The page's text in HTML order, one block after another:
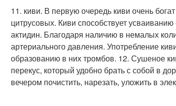
11. киви. В первую очередь киви очень
цитрусовых. Киви способствует
актидин. Благодаря наличию в немалых
артериального давления. Употребление
образованию в них тромбов. 12. Сушеное
перекус, который удобно брать с собой в
вечером почистить, нарезать, уложить в